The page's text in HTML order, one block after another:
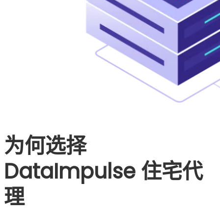
为何选择
DataImpulse 住宅代
理